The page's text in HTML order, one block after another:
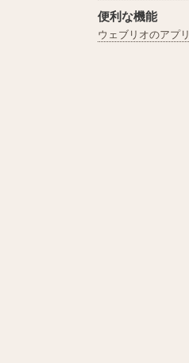
便利な機能
ウェブリオのアプリ